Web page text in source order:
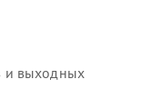
и выходных